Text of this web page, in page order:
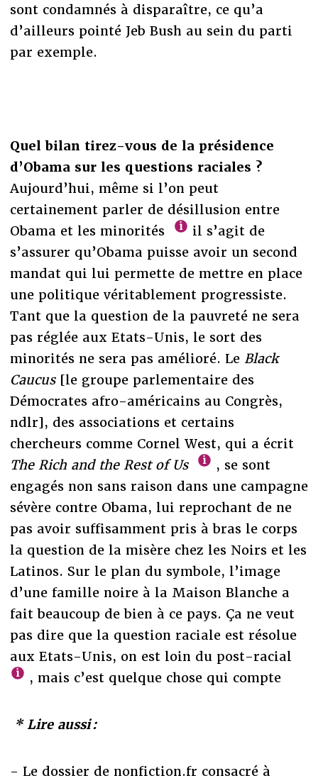
sont condamnés à disparaître, ce qu’a
d’ailleurs pointé Jeb Bush au sein du parti
par exemple.
Quel bilan tirez-vous de la présidence
d’Obama sur les questions raciales ?
Aujourd’hui, même si l’on peut
certainement parler de désillusion entre
Obama et les minorités
il s’agit de
s’assurer qu’Obama puisse avoir un second
mandat qui lui permette de mettre en place
une politique véritablement progressiste.
Tant que la question de la pauvreté ne sera
pas réglée aux Etats-Unis, le sort des
minorités ne sera pas amélioré. Le Black
Caucus[le groupe parlementaire des
Démocrates afro-américains au Congrès,
ndlr], des associations et certains
chercheurs comme Cornel West, qui a écrit
The Rich and the Rest of Us
, se sont
engagés non sans raison dans une campagne
sévère contre Obama, lui reprochant de ne
pas avoir suffisamment pris à bras le corps
la question de la misère chez les Noirs et les
Latinos. Sur le plan du symbole, l’image
d’une famille noire à la Maison Blanche a
fait beaucoup de bien à ce pays. Ça ne veut
pas dire que la question raciale est résolue
aux Etats-Unis, on est loin du post-racial
, mais c’est quelque chose qui compte
* Lire aussi :
- Le dossier de nonfiction.fr consacré à